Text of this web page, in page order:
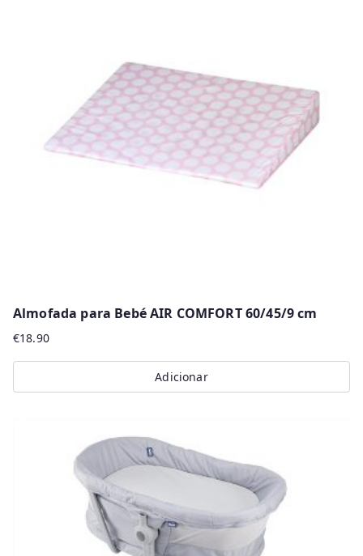
Almofada para Bebé AIR COMFORT 60/45/9 cm
€18.90
Adicionar